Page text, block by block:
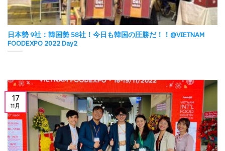
日本勢 9社：韓国勢 58社！今日も韓国の圧勝だ！！@VIETNAM
FOODEXPO 2022 Day2
17
11月